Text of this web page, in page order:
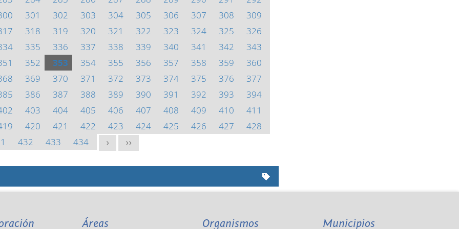
301 302 303 304 305 306 307 308
309
318 319 320 321 322 323 324 325
326
335 336 337 338 339 340 341 342
343
352 353 354 355 356 357 358 359
360
369 370 371 372 373 374 375 376
377
386 387 388 389 390 391 392 393
394
403 404 405 406 407 408 409 410
411
420 421 422 423 424 425 426 427
428
432 433 434 > >>
Áreas Organismos Municipios